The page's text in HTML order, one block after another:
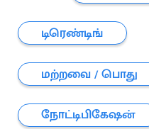
டிரெண்டிங்
மற்றவை / பொது
நோட்டிபிகேஷன்